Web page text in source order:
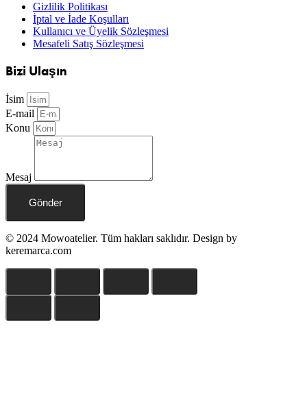
Gizlilik Politikası
İptal ve İade Koşulları
Kullanıcı ve Üyelik Sözleşmesi
Mesafeli Satış Sözleşmesi
Bizi Ulaşın
İsim
E-mail
Konu
Mesaj
Gönder
© 2024 Mowoatelier. Tüm hakları saklıdır. Design by
keremarca.com